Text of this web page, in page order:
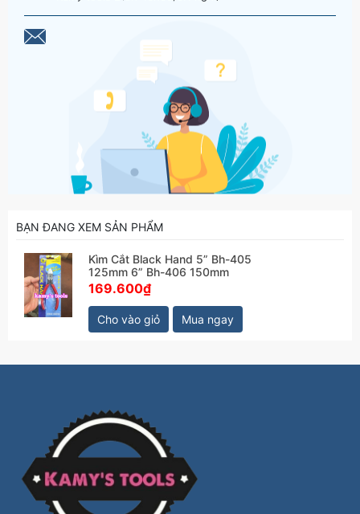
BẠN ĐANG XEM SẢN PHẨM
Kìm Cắt Black Hand 5” Bh-405
125mm 6” Bh-406 150mm
169.600₫
Cho vào giỏ Mua ngay